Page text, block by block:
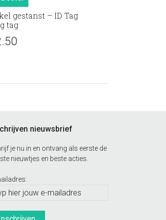
gestanst – ID Tag
tag
nieuwsbrief
je nu in en ontvang als eerste de
nieuwtjes en beste acties.